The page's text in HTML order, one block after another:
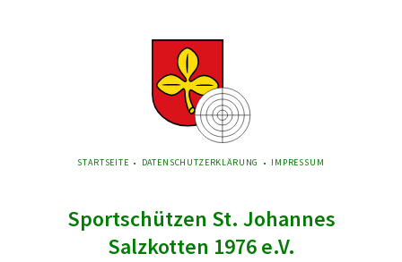
NAVIGATION
STARTSEITE DATENSCHUTZERKLÄRUNG IMPRESSUM
Sportschützen St. Johannes
Salzkotten 1976 e.V.